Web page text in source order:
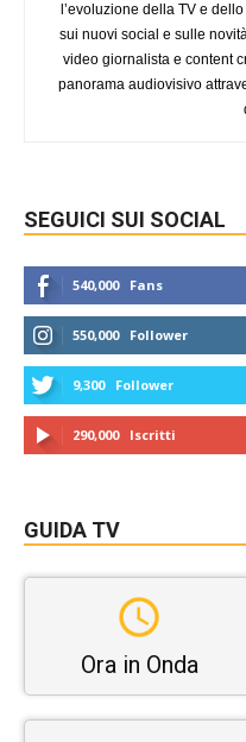
l’evoluzione della TV e
sui nuovi social e sulle
video giornalista e content
panorama audiovisivo
SEGUICI SUI SOCIAL
540,000 Fans
550,000 Follower
9,300 Follower
290,000 Iscritti
GUIDA TV
Ora in Onda